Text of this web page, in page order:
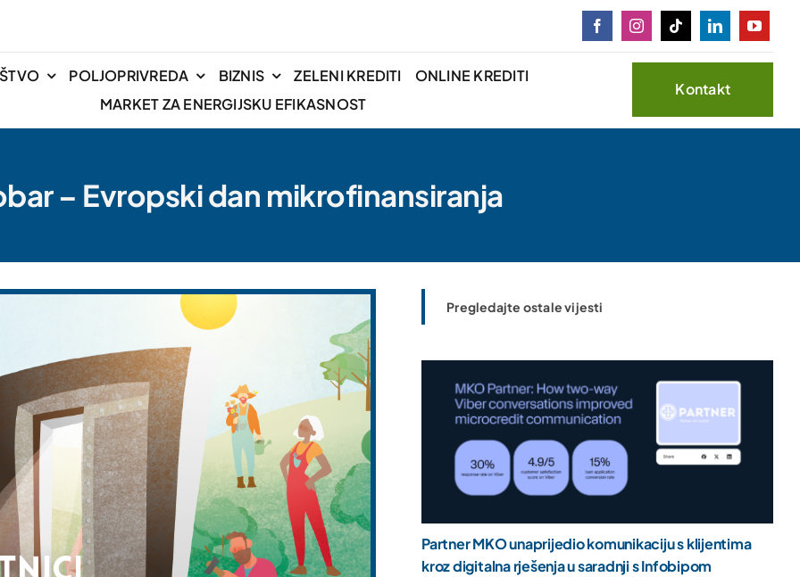
POLJOPRIVREDA BIZNIS ZELENI KREDITI
ONLINE KREDITI
MARKET ZA ENERGIJSKU EFIKASNOST
Kontakt
– Evropski dan mikrofinansiranja
Pregledajte ostale vijesti
Partner MKO unaprijedio komunikaciju s klijentima
kroz digitalna rješenja u saradnji s Infobipom